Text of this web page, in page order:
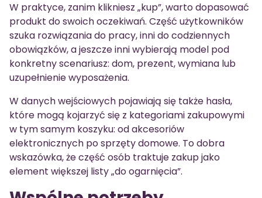
W praktyce, zanim klikniesz „kup”, warto dopasować
produkt do swoich oczekiwań. Część użytkowników
szuka rozwiązania do pracy, inni do codziennych
obowiązków, a jeszcze inni wybierają model pod
konkretny scenariusz: dom, prezent, wymiana lub
uzupełnienie wyposażenia.
W danych wejściowych pojawiają się także hasła,
które mogą kojarzyć się z kategoriami zakupowymi
w tym samym koszyku: od akcesoriów
elektronicznych po sprzęty domowe. To dobra
wskazówka, że część osób traktuje zakup jako
element większej listy „do ogarnięcia”.